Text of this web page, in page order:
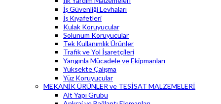
İş Güvenliği Levhaları
İş Kıyafetleri
Kulak Koruyucular
Solunum Koruyucular
Tek Kullanımlık Ürünler
Trafik ve Yol İşaretçileri
Yangınla Mücadele ve Ekipmanları
Yüksekte Çalışma
Yüz Koruyucular
MEKANİK ÜRÜNLER ve TESİSAT MALZEMELERİ
Alt Yapı Grubu